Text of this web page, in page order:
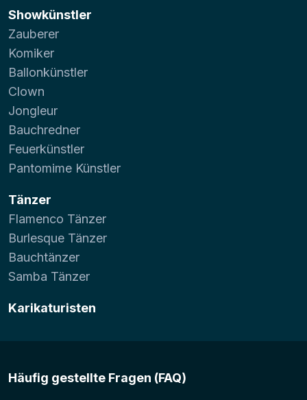
Showkünstler
Zauberer
Komiker
Ballonkünstler
Clown
Jongleur
Bauchredner
Feuerkünstler
Pantomime Künstler
Tänzer
Flamenco Tänzer
Burlesque Tänzer
Bauchtänzer
Samba Tänzer
Karikaturisten
Häufig gestellte Fragen (FAQ)